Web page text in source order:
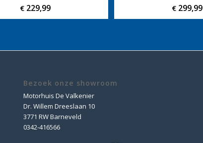
€ 229,99 €299,99
Bezoek onze showroom
Motorhuis De Valkenier
Dr. Willem Dreeslaan 10
3771 RW Barneveld
0342-416566